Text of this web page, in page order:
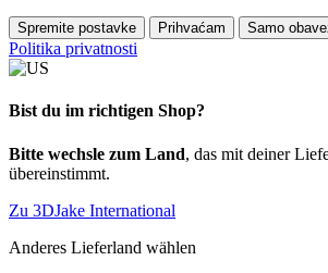
Spremite postavke Prihvaćam Samo
Politika privatnosti
Bist du im richtigen Shop?
Bitte wechsle zum Land, das mit deiner
übereinstimmt.
Zu 3DJake International
Anderes Lieferland wählen